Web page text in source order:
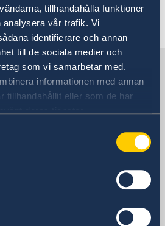
tillhandahålla funktioner
vår trafik. Vi
identifierare och annan
till de sociala medier och
som vi samarbetar med.
informationen med annan
tillhandahållit eller som de har
10.45 AM
See
Small Missions Abroad